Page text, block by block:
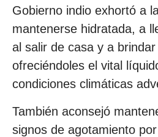
Gobierno indio exhortó a
mantenerse hidratada, a
al salir de casa y a
ofreciéndoles el vital
condiciones climáticas
También aconsejó
signos de agotamiento